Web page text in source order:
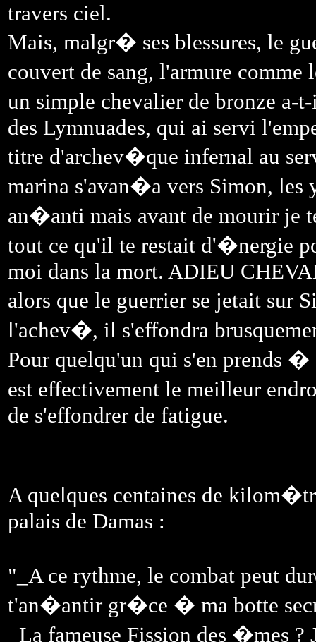
travers ciel.
Mais, malgr� ses blessures, le
couvert de sang, l'armure
un simple chevalier de bronze
des Lymnuades, qui ai servi
titre d'archev�que infernal au
marina s'avan�a vers Simon, les
an�anti mais avant de mourir je
tout ce qu'il te restait d'�nergie
moi dans la mort. ADIEU
alors que le guerrier se jetait
l'achev�, il s'effondra
Pour quelqu'un qui s'en prends �
est effectivement le meilleur
de s'effondrer de fatigue.
A quelques centaines de
palais de Damas :
"_A ce rythme, le combat peut
t'an�antir gr�ce � ma botte
_La fameuse Fission des �mes